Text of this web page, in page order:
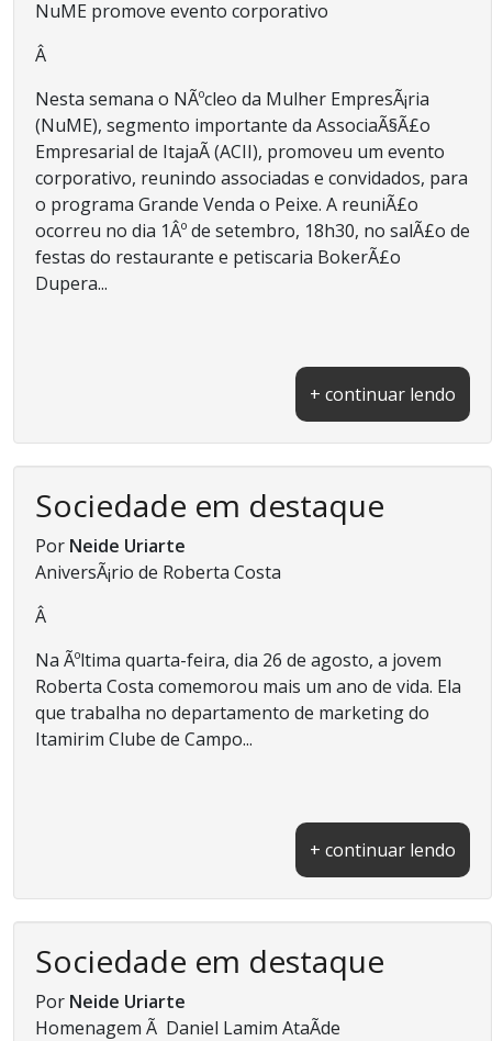
NuME promove evento corporativo
Â
Nesta semana o NÃºcleo da Mulher EmpresÃ¡ria
(NuME), segmento importante da AssociaÃ§Ã£o
Empresarial de ItajaÃ­ (ACII), promoveu um evento
corporativo, reunindo associadas e convidados, para
o programa Grande Venda o Peixe. A reuniÃ£o
ocorreu no dia 1Âº de setembro, 18h30, no salÃ£o de
festas do restaurante e petiscaria BokerÃ£o
Dupera...
+ continuar lendo
Sociedade em destaque
Por Neide Uriarte
AniversÃ¡rio de Roberta Costa
Â
Na Ãºltima quarta-feira, dia 26 de agosto, a jovem
Roberta Costa comemorou mais um ano de vida. Ela
que trabalha no departamento de marketing do
Itamirim Clube de Campo...
+ continuar lendo
Sociedade em destaque
Por Neide Uriarte
Homenagem Ã Daniel Lamim AtaÃ­de